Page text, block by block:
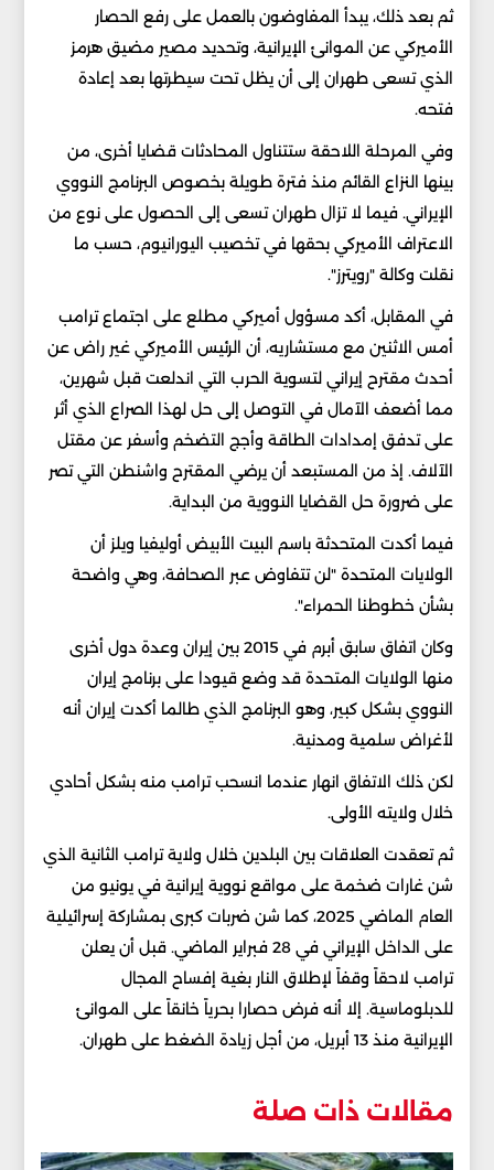
ثم بعد ذلك، يبدأ المفاوضون بالعمل على رفع الحصار
الأميركي عن الموانئ الإيرانية، وتحديد مصير مضيق هرمز
الذي تسعى طهران إلى أن يظل تحت سيطرتها بعد إعادة
فتحه.
وفي المرحلة اللاحقة ستتناول المحادثات قضايا أخرى، من
بينها النزاع القائم منذ فترة طويلة بخصوص البرنامج النووي
الإيراني. فيما لا تزال طهران تسعى إلى الحصول على نوع من
الاعتراف الأميركي بحقها في تخصيب اليورانيوم، حسب ما
نقلت وكالة "رويترز".
في المقابل، أكد مسؤول أميركي مطلع على اجتماع ترامب
أمس الاثنين مع مستشاريه، أن الرئيس الأميركي غير راض عن
أحدث مقترح إيراني لتسوية الحرب التي اندلعت قبل شهرين،
مما أضعف الآمال في التوصل إلى حل لهذا الصراع الذي أثر
على تدفق إمدادات الطاقة وأجج التضخم وأسفر عن مقتل
الآلاف. إذ من المستبعد أن يرضي المقترح واشنطن التي تصر
على ضرورة حل القضايا النووية من البداية.
فيما أكدت المتحدثة باسم البيت الأبيض أوليفيا ويلز أن
الولايات المتحدة "لن تتفاوض عبر الصحافة، وهي واضحة
بشأن خطوطنا الحمراء".
وكان اتفاق سابق أبرم في 2015 بين إيران وعدة دول أخرى
منها الولايات المتحدة قد وضع قيودا على برنامج إيران
النووي بشكل كبير، وهو البرنامج الذي طالما أكدت إيران أنه
لأغراض سلمية ومدنية.
لكن ذلك الاتفاق انهار عندما انسحب ترامب منه بشكل أحادي
خلال ولايته الأولى.
ثم تعقدت العلاقات بين البلدين خلال ولاية ترامب الثانية الذي
شن غارات ضخمة على مواقع نووية إيرانية في يونيو من
العام الماضي 2025، كما شن ضربات كبرى بمشاركة إسرائيلية
على الداخل الإيراني في 28 فبراير الماضي. قبل أن يعلن
ترامب لاحقاً وقفاً لإطلاق النار بغية إفساح المجال
للدبلوماسية. إلا أنه فرض حصارا بحرياً خانقاً على الموانئ
الإيرانية منذ 13 أبريل، من أجل زيادة الضغط على طهران.
مقالات ذات صلة